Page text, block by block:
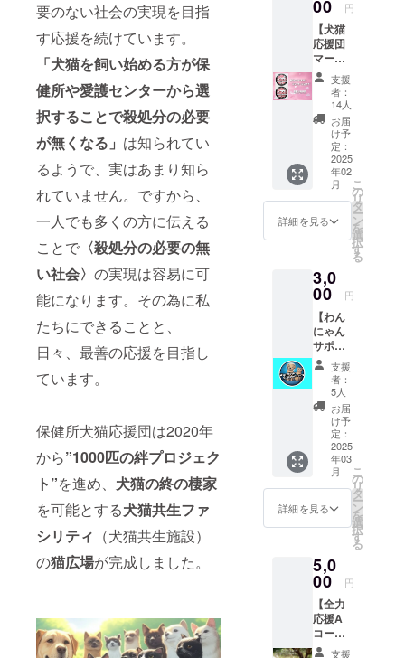
要のない社会の実現を目指
す応援を続けています。
「犬猫を飼い始める方が保
健所や愛護センターから選
択することで殺処分の必要
が無くなる」 は知られてい
るようで、実はあまり知ら
れていません。ですから、
一人でも多くの方に伝える
ことで 〈殺処分の必要の無
い社会〉 の実現は容易に可
能になります。その為に私
たちにできることと、
日々、最善の応援を目指し
ています。
保健所犬猫応援団は2020年
から”1000匹の絆プロジェク
ト”を進め、 犬猫の終の棲家
を可能とする犬猫共生ファ
シリティ （犬猫共生施設）
の猫広場が完成しました。
ましょう！
一匹でも多
くの犬猫が
幸せに巡り
逢えますよ
00 円
【犬猫
応援団
マーク
ステッ
カーで
応援】
●ステッ
カー
「保健
所犬猫
応援
団」の
オリジ
ナル犬
猫応援
シール2
す。
（サイ
ズ：直
径
10cm）
1シー
トに
シール2
枚つづ
りに
なって
いま
す。 ●
御礼
メール
保健所
犬猫応
込め
て、御
礼の
メール
を差し
上げま
す。 ●
支援
者：
14人
お届
け予
定：
2025
年02
月
詳細を見る
こ
の
リ
タ
ー
ン
を
選
択
す
る
3,0
00 円
【わん
にゃん
サポー
ターズ
テッ
カーで
応援】
●ステッ
カー
「保健
所犬猫
応援
団」の
オリジ
ナルわ
んにゃ
ポー
ターズ
ステッ
カー2
枚、も
しくは
わん
支援
者：
5人
お届
け予
定：
2025
年03
月
詳細を見る
こ
の
リ
タ
ー
ン
を
選
択
す
る
5,0
00 円
【全力
応援A
コー
ス】 ご
支援